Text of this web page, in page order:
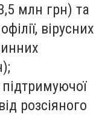
млн грн) та
вірусних
розсіяного